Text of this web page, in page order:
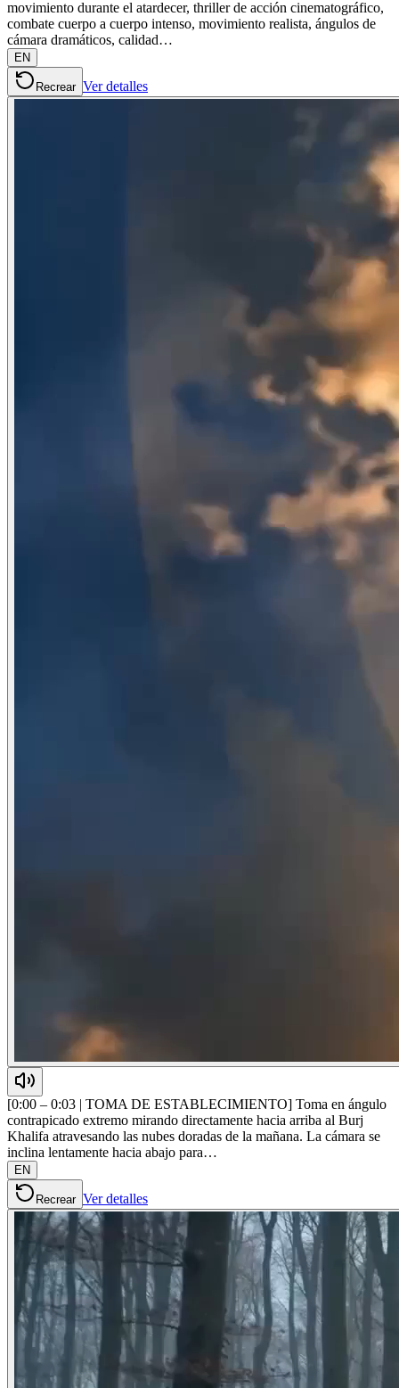
movimiento durante el atardecer, thriller de acción cinematográfico,
combate cuerpo a cuerpo intenso, movimiento realista, ángulos de
cámara dramáticos, calidad…
EN
Recrear Ver detalles
[0:00 – 0:03 | TOMA DE ESTABLECIMIENTO] Toma en ángulo
contrapicado extremo mirando directamente hacia arriba al Burj
Khalifa atravesando las nubes doradas de la mañana. La cámara se
inclina lentamente hacia abajo para…
EN
Recrear Ver detalles